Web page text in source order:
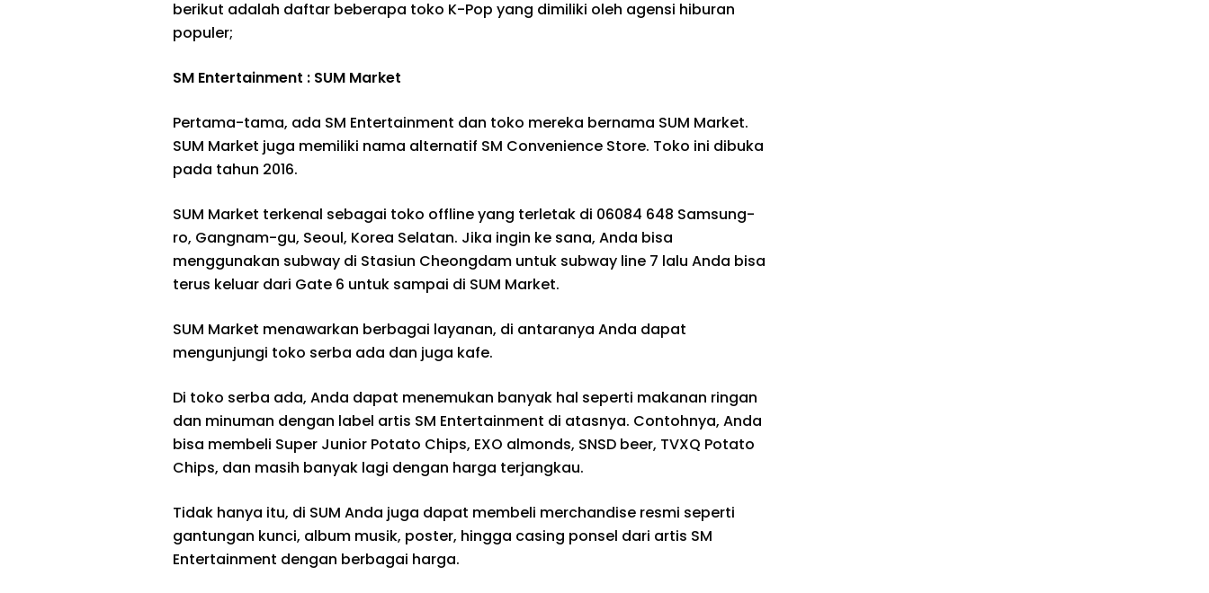
berikut adalah daftar beberapa toko K-Pop yang dimiliki oleh agensi hiburan
populer;
SM Entertainment : SUM Market
Pertama-tama, ada SM Entertainment dan toko mereka bernama SUM Market.
SUM Market juga memiliki nama alternatif SM Convenience Store. Toko ini dibuka
pada tahun 2016.
SUM Market terkenal sebagai toko offline yang terletak di 06084 648 Samsung-
ro, Gangnam-gu, Seoul, Korea Selatan. Jika ingin ke sana, Anda bisa
menggunakan subway di Stasiun Cheongdam untuk subway line 7 lalu Anda bisa
terus keluar dari Gate 6 untuk sampai di SUM Market.
SUM Market menawarkan berbagai layanan, di antaranya Anda dapat
mengunjungi toko serba ada dan juga kafe.
Di toko serba ada, Anda dapat menemukan banyak hal seperti makanan ringan
dan minuman dengan label artis SM Entertainment di atasnya. Contohnya, Anda
bisa membeli Super Junior Potato Chips, EXO almonds, SNSD beer, TVXQ Potato
Chips, dan masih banyak lagi dengan harga terjangkau.
Tidak hanya itu, di SUM Anda juga dapat membeli merchandise resmi seperti
gantungan kunci, album musik, poster, hingga casing ponsel dari artis SM
Entertainment dengan berbagai harga.